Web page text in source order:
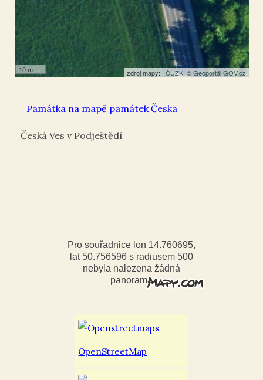
10 m zdroj mapy: | ČÚZK, ©Geoportál GOV.cz
Památka na mapě památek Česka
Česká Ves v Podještědí
Pro souřadnice lon 14.760695,
lat 50.756596 s radiusem 500
nebyla nalezena žádná
panorama
OpenStreetMap